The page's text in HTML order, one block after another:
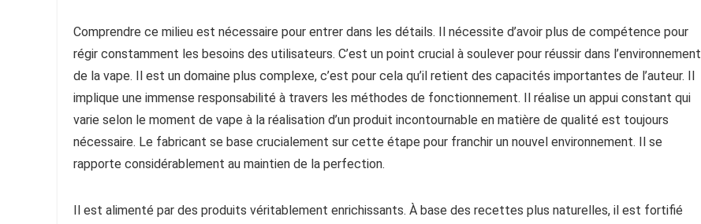
Comprendre ce milieu est nécessaire pour entrer dans les détails. Il nécessite d’avoir plus de compétence pour
régir constamment les besoins des utilisateurs. C’est un point crucial à soulever pour réussir dans l’environnement
de la vape. Il est un domaine plus complexe, c’est pour cela qu’il retient des capacités importantes de l’auteur. Il
implique une immense responsabilité à travers les méthodes de fonctionnement. Il réalise un appui constant qui
varie selon le moment de vape à la réalisation d’un produit incontournable en matière de qualité est toujours
nécessaire. Le fabricant se base crucialement sur cette étape pour franchir un nouvel environnement. Il se
rapporte considérablement au maintien de la perfection.
Il est alimenté par des produits véritablement enrichissants. À base des recettes plus naturelles, il est fortifié